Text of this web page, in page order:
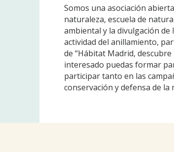
Somos una asociación
naturaleza, escuela de
ambiental y la divulgación de
actividad del anillamiento,
de “Hábitat Madrid,
interesado puedas formar
participar tanto en las
conservación y defensa de